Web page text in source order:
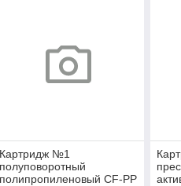
Картридж №1
полуповоротный
полипропиленовый CF-PP